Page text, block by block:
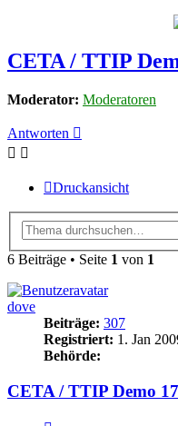
CETA / TTIP
Moderator: Moderatoren
Antworten
Druckansicht
6 Beiträge • Seite 1 von 1
dove
Beiträge: 307
Registriert: 1. Jan
Behörde:
CETA / TTIP Demo